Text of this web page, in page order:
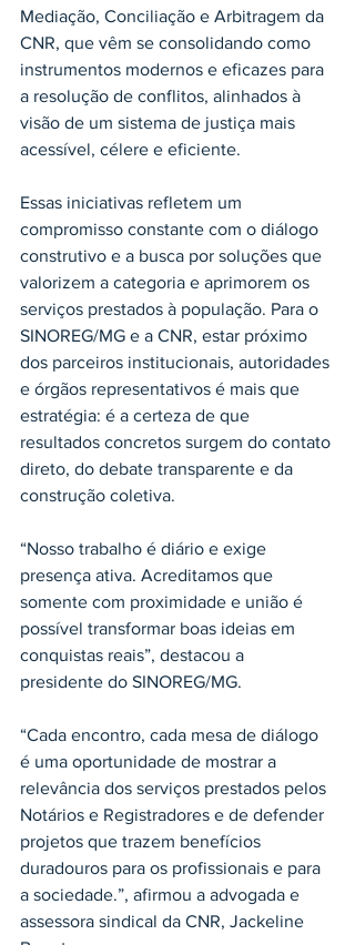
Mediação, Conciliação e Arbitragem da
CNR, que vêm se consolidando como
instrumentos modernos e eficazes para
a resolução de conflitos, alinhados à
visão de um sistema de justiça mais
acessível, célere e eficiente.
Essas iniciativas refletem um
compromisso constante com o diálogo
construtivo e a busca por soluções que
valorizem a categoria e aprimorem os
serviços prestados à população. Para o
SINOREG/MG e a CNR, estar próximo
dos parceiros institucionais, autoridades
e órgãos representativos é mais que
estratégia: é a certeza de que
resultados concretos surgem do contato
direto, do debate transparente e da
construção coletiva.
“Nosso trabalho é diário e exige
presença ativa. Acreditamos que
somente com proximidade e união é
possível transformar boas ideias em
conquistas reais”, destacou a
presidente do SINOREG/MG.
“Cada encontro, cada mesa de diálogo
é uma oportunidade de mostrar a
relevância dos serviços prestados pelos
Notários e Registradores e de defender
projetos que trazem benefícios
duradouros para os profissionais e para
a sociedade.”, afirmou a advogada e
assessora sindical da CNR, Jackeline